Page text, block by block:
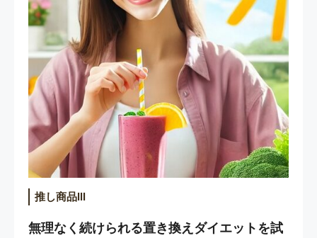
推し商品III
無理なく続けられる置き換えダイエットを試